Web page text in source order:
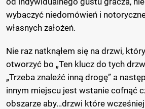
wybaczyć niedomówień i
własnych założeń.
Nie raz natknąłem się na drzwi,
otworzyć bo „Ten klucz do tych
„Trzeba znaleźć inną drogę” a
innym miejscu jest wstanie cofnąć
obszarze aby…drzwi które wcześniej